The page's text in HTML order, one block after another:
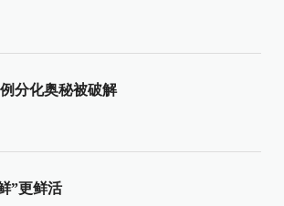
分化奥秘被破解
”更鲜活